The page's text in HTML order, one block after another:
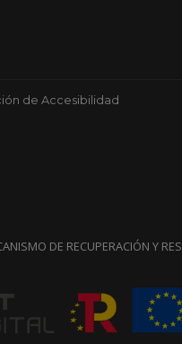
de Accesibilidad
DE RECUPERACIÓN Y